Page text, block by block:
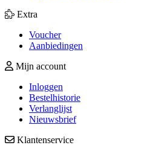
Extra
Voucher
Aanbiedingen
Mijn account
Inloggen
Bestelhistorie
Verlanglijst
Nieuwsbrief
Klantenservice